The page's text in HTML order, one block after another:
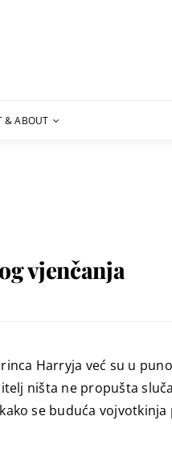
& ABOUT
vjenčanja
Harryja već su u
ništa ne propušta
se buduća